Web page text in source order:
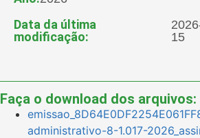
Data da última
modificação:
15
Faça o download dos arquivos:
administrativo-8-1.017-